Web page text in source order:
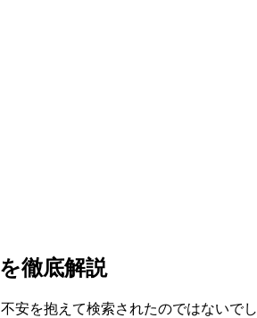
徹底解説
を抱えて検索されたのではないで